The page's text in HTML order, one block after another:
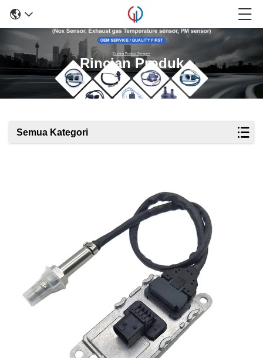
Rincian Produk
Semua Kategori